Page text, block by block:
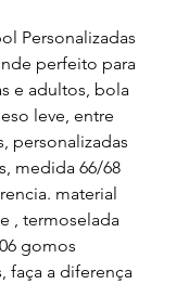
Personalizadas
perfeito para
e adultos, bola
leve, entre
personalizadas
medida 66/68
material
, termoselada
gomos
faça a diferença